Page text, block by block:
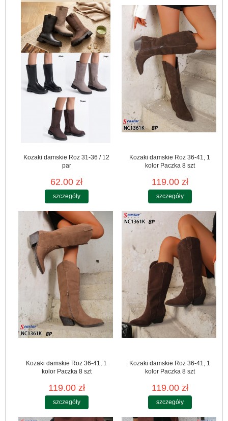
Kozaki damskie Roz 31-36 / 12
par
62.00 zł
szczegóły
Kozaki damskie Roz 36-41, 1
kolor Paczka 8 szt
119.00 zł
szczegóły
Kozaki damskie Roz 36-41, 1
kolor Paczka 8 szt
119.00 zł
szczegóły
Kozaki damskie Roz 36-41, 1
kolor Paczka 8 szt
119.00 zł
szczegóły